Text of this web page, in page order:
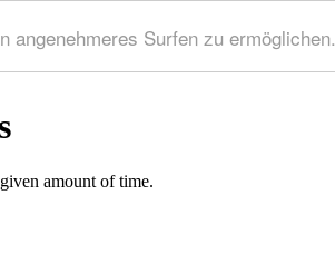
angenehmeres Surfen zu ermöglichen.